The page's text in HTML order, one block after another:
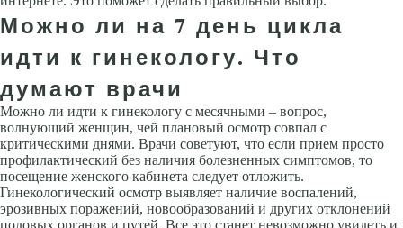
Можно ли на 7 день цикла
идти к гинекологу. Что
думают врачи
Можно ли идти к гинекологу с месячными – вопрос,
волнующий женщин, чей плановый осмотр совпал с
критическими днями. Врачи советуют, что если прием просто
профилактический без наличия болезненных симптомов, то
посещение женского кабинета следует отложить.
Гинекологический осмотр выявляет наличие воспалений,
эрозивных поражений, новообразований и других отклонений
половых органов и путей. Все это станет невозможно увидеть и